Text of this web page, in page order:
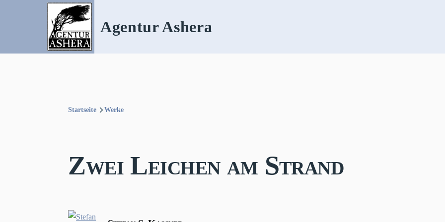
Direkt zum Inhalt
Agentur Ashera
Startseite Werke
Zwei Leichen am Strand